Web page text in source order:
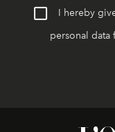
I hereby
personal data